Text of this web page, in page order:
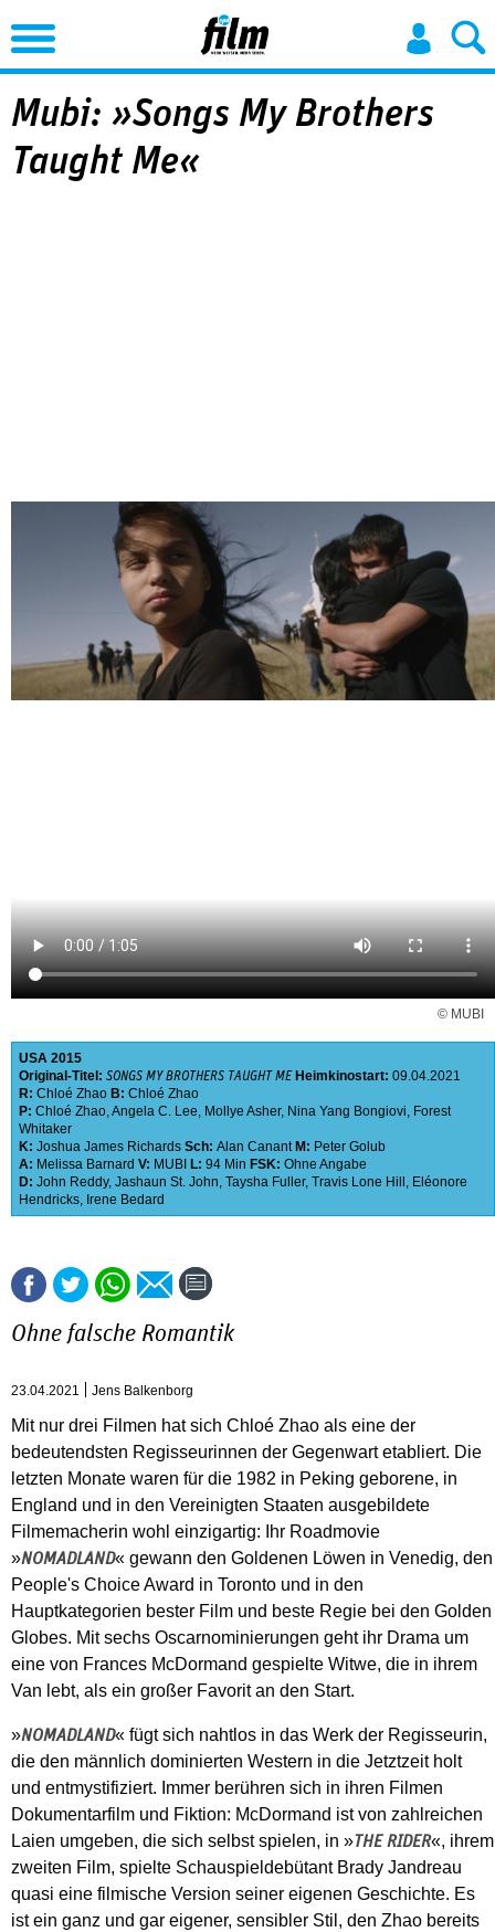
Jump to Navigation
Mubi: »Songs My Brothers
Taught Me«
© MUBI
USA 2015
Original-Titel: SONGS MY BROTHERS TAUGHT ME Heimkinostart: 09.04.2021
R: Chloé Zhao B: Chloé Zhao
P: Chloé Zhao,Angela C. Lee, Mollye Asher, Nina Yang Bongiovi, Forest
Whitaker
K: Joshua James Richards Sch: Alan Canant M: Peter Golub
A: Melissa Barnard V: MUBI L: 94 Min FSK: Ohne Angabe
D: John Reddy, Jashaun St. John, Taysha Fuller, Travis Lone Hill , Eléonore
Hendricks, Irene Bedard
Ohne falsche Romantik
23.04.2021 Jens Balkenborg
Mit nur drei Filmen hat sich Chloé Zhao als eine der
bedeutendsten Regisseurinnen der Gegenwart etabliert. Die
letzten Monate waren für die 1982 in Peking geborene, in
England und in den Vereinigten Staaten ausgebildete
Filmemacherin wohl einzigartig: Ihr Roadmovie
»NOMADLAND« gewann den Goldenen Löwen in Venedig, den
People's Choice Award in Toronto und in den
Hauptkategorien bester Film und beste Regie bei den Golden
Globes. Mit sechs Oscarnominierungen geht ihr Drama um
eine von Frances McDormand gespielte Witwe, die in ihrem
Van lebt, als ein großer Favorit an den Start.
»NOMADLAND« fügt sich nahtlos in das Werk der Regisseurin,
die den männlich dominierten Western in die Jetztzeit holt
und entmystifiziert. Immer berühren sich in ihren Filmen
Dokumentarfilm und Fiktion: McDormand ist von zahlreichen
Laien umgeben, die sich selbst spielen, in »THE RIDER«, ihrem
zweiten Film, spielte Schauspieldebütant Brady Jandreau
quasi eine filmische Version seiner eigenen Geschichte. Es
ist ein ganz und gar eigener, sensibler Stil, den Zhao bereits